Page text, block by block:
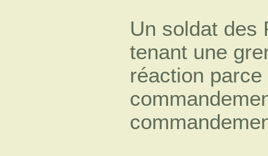
Un soldat des
tenant une
réaction